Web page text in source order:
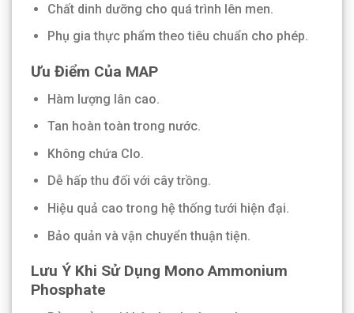
Chất dinh dưỡng cho quá trình lên men.
Phụ gia thực phẩm theo tiêu chuẩn cho phép.
Ưu Điểm Của MAP
Hàm lượng lân cao.
Tan hoàn toàn trong nước.
Không chứa Clo.
Dễ hấp thu đối với cây trồng.
Hiệu quả cao trong hệ thống tưới hiện đại.
Bảo quản và vận chuyển thuận tiện.
Lưu Ý Khi Sử Dụng Mono Ammonium
Phosphate